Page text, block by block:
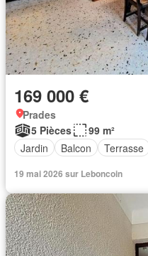
169 000 €
Prades
5 Pièces
99 m²
Jardin
Balcon Terrasse
19 mai 2026 sur Leboncoin